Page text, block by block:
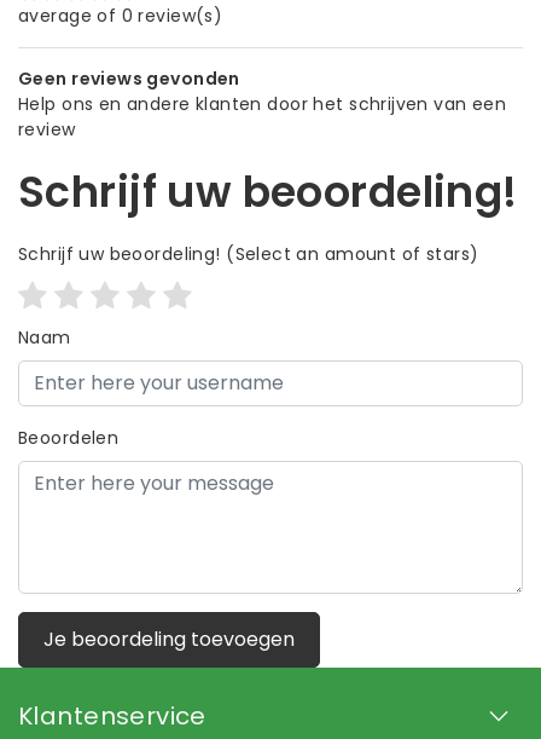
average of 0 review(s)
Geen reviews gevonden
Help ons en andere klanten door het schrijven van een
review
Schrijf uw beoordeling!
Schrijf uw beoordeling! (Select an amount of stars)
Naam
Beoordelen
Je beoordeling toevoegen
Klantenservice